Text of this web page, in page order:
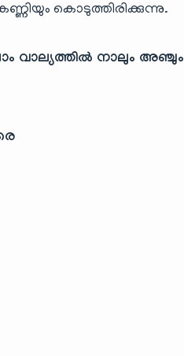
കൊടുത്തിരിക്കുന്നു.
വാല്യത്തിൽ നാലും അഞ്ചും